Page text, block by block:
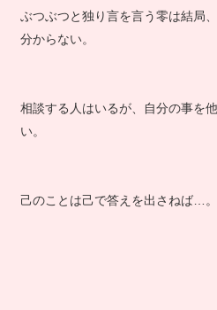
ぶつぶつと独り言を言う零は結局
分からない。
相談する人はいるが、自分の事を
い。
己のことは己で答えを出さねば…。